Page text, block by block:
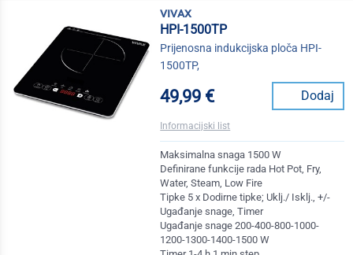
vivax
HPI-1500TP
Prijenosna indukcijska ploča HPI-
1500TP,
49,99 € Dodaj
Informacijski list
Maksimalna snaga 1500 W
Definirane funkcije rada Hot Pot, Fry,
Water, Steam, Low Fire
Tipke 5 x Dodirne tipke; Uklj./ Isklj., +/-
Ugađanje snage, Timer
Ugađanje snage 200-400-800-1000-
1200-1300-1400-1500 W